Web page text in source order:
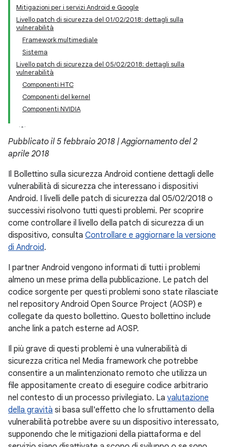
Mitigazioni per i servizi Android e Google
Livello patch di sicurezza del 01/02/2018: dettagli sulla
vulnerabilità
Framework multimediale
Sistema
Livello patch di sicurezza del 05/02/2018: dettagli sulla
vulnerabilità
Componenti HTC
Componenti del kernel
Componenti NVIDIA
Pubblicato il 5 febbraio 2018 | Aggiornamento del 2
aprile 2018
Il Bollettino sulla sicurezza Android contiene dettagli delle
vulnerabilità di sicurezza che interessano i dispositivi
Android. I livelli delle patch di sicurezza dal 05/02/2018 o
successivi risolvono tutti questi problemi. Per scoprire
come controllare il livello della patch di sicurezza di un
dispositivo, consulta Controllare e aggiornare la versione
di Android.
I partner Android vengono informati di tutti i problemi
almeno un mese prima della pubblicazione. Le patch del
codice sorgente per questi problemi sono state rilasciate
nel repository Android Open Source Project (AOSP) e
collegate da questo bollettino. Questo bollettino include
anche link a patch esterne ad AOSP.
Il più grave di questi problemi è una vulnerabilità di
sicurezza critica nel Media framework che potrebbe
consentire a un malintenzionato remoto che utilizza un
file appositamente creato di eseguire codice arbitrario
nel contesto di un processo privilegiato. La valutazione
della gravità si basa sull'effetto che lo sfruttamento della
vulnerabilità potrebbe avere su un dispositivo interessato,
supponendo che le mitigazioni della piattaforma e del